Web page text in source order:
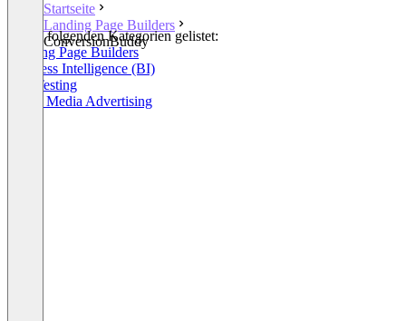
Startseite
Landing Page Builders
ConversionBuddy
In den folgenden Kategorien gelistet:
Landing Page Builders
Business Intelligence (BI)
A/B Testing
Social Media Advertising